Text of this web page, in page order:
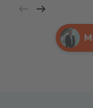
Ihre